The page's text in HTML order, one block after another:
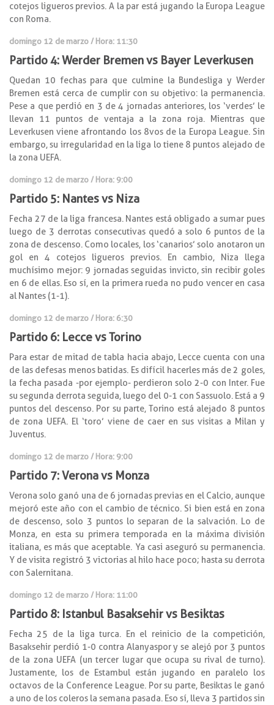
cotejos ligueros previos. A la par está jugando la Europa League
con Roma.
domingo 12 de marzo / Hora: 11:30
Partido 4: Werder Bremen vs Bayer Leverkusen
Quedan 10 fechas para que culmine la Bundesliga y Werder
Bremen está cerca de cumplir con su objetivo: la permanencia.
Pese a que perdió en 3 de 4 jornadas anteriores, los ‘verdes’ le
llevan 11 puntos de ventaja a la zona roja. Mientras que
Leverkusen viene afrontando los 8vos de la Europa League. Sin
embargo, su irregularidad en la liga lo tiene 8 puntos alejado de
la zona UEFA.
domingo 12 de marzo / Hora: 9:00
Partido 5: Nantes vs Niza
Fecha 27 de la liga francesa. Nantes está obligado a sumar pues
luego de 3 derrotas consecutivas quedó a solo 6 puntos de la
zona de descenso. Como locales, los ‘canarios’ solo anotaron un
gol en 4 cotejos ligueros previos. En cambio, Niza llega
muchísimo mejor: 9 jornadas seguidas invicto, sin recibir goles
en 6 de ellas. Eso sí, en la primera rueda no pudo vencer en casa
al Nantes (1-1).
domingo 12 de marzo / Hora: 6:30
Partido 6: Lecce vs Torino
Para estar de mitad de tabla hacia abajo, Lecce cuenta con una
de las defesas menos batidas. Es difícil hacerles más de 2 goles,
la fecha pasada -por ejemplo- perdieron solo 2-0 con Inter. Fue
su segunda derrota seguida, luego del 0-1 con Sassuolo. Está a 9
puntos del descenso. Por su parte, Torino está alejado 8 puntos
de zona UEFA. El ‘toro’ viene de caer en sus visitas a Milan y
Juventus.
domingo 12 de marzo / Hora: 9:00
Partido 7: Verona vs Monza
Verona solo ganó una de 6 jornadas previas en el Calcio, aunque
mejoró este año con el cambio de técnico. Si bien está en zona
de descenso, solo 3 puntos lo separan de la salvación. Lo de
Monza, en esta su primera temporada en la máxima división
italiana, es más que aceptable. Ya casi aseguró su permanencia.
Y de visita registró 3 victorias al hilo hace poco; hasta su derrota
con Salernitana.
domingo 12 de marzo / Hora: 11:00
Partido 8: Istanbul Basaksehir vs Besiktas
Fecha 25 de la liga turca. En el reinicio de la competición,
Basaksehir perdió 1-0 contra Alanyaspor y se alejó por 3 puntos
de la zona UEFA (un tercer lugar que ocupa su rival de turno).
Justamente, los de Estambul están jugando en paralelo los
octavos de la Conference League. Por su parte, Besiktas le ganó
a uno de los coleros la semana pasada. Eso sí, lleva 3 partidos sin